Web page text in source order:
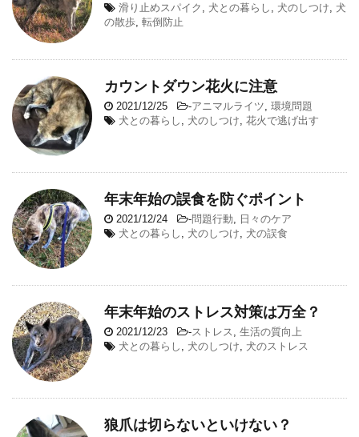
滑り止めスパイク
犬との暮らし 犬のしつけ
犬
の散歩 転倒防止
カウントダウン花火に注意
2021/12/25 -アニマルライツ 環境問題
犬との暮らし
犬のしつけ 花火で逃げ出す
年末年始の誤食を防ぐポイント
2021/12/24 -問題行動
日々のケア
犬との暮らし
犬のしつけ 犬の誤食
年末年始のストレス対策は万全？
2021/12/23 -ストレス
生活の質向上
犬との暮らし
犬のしつけ 犬のストレス
狼爪は切らないといけない？